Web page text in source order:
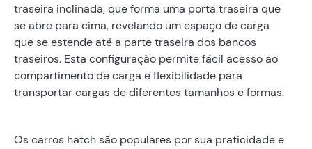
traseira inclinada, que forma uma porta traseira que
se abre para cima, revelando um espaço de carga
que se estende até a parte traseira dos bancos
traseiros. Esta configuração permite fácil acesso ao
compartimento de carga e flexibilidade para
transportar cargas de diferentes tamanhos e formas.
Os carros hatch são populares por sua praticidade e